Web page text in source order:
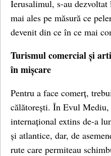
Ierusalimul, s-au
mai ales pe măsură ce
devenit din ce în ce mai
Turismul comercial și
în mișcare
Pentru a face comerț,
călătorești. În Evul
internațional extins de-a
și atlantice, dar, de
rute care permiteau